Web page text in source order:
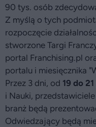
90 tys. osób
Z myślą o tych
rozpoczęcie
stworzone Targi
portal Franchising.pl
portalu i miesięcznika
Przez 3 dni, od 19 do
i Nauki,
branż będą
Odwiedzający będą